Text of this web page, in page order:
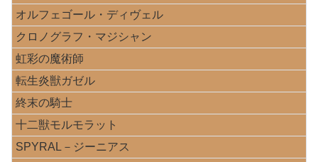
オルフェゴール・ディヴェル
クロノグラフ・マジシャン
虹彩の魔術師
転生炎獣ガゼル
終末の騎士
十二獣モルモラット
SPYRAL－ジーニアス